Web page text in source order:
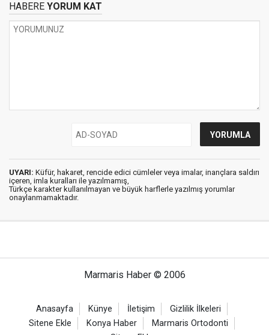
HABERE YORUM KAT
UYARI: Küfür, hakaret, rencide edici cümleler veya imalar, inançlara saldırı
içeren, imla kuralları ile yazılmamış,
Türkçe karakter kullanılmayan ve büyük harflerle yazılmış yorumlar
onaylanmamaktadır.
Marmaris Haber © 2006
Anasayfa Künye İletişim
Gizlilik İlkeleri
Sitene Ekle
Konya Haber
Marmaris Ortodonti